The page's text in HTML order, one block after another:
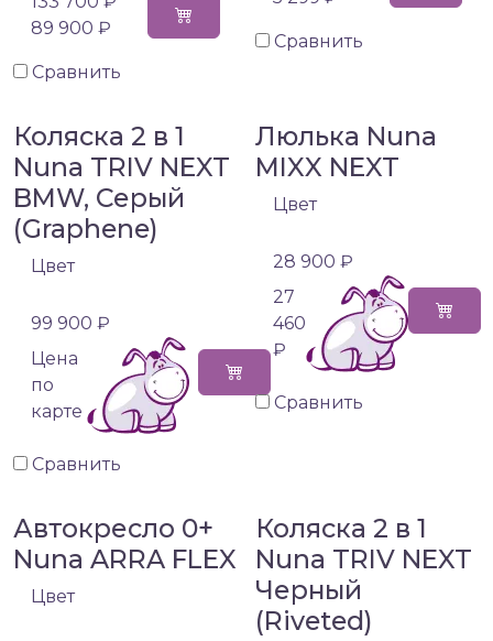
89 900 ₽
Сравнить
Сравнить
Коляска 2 в 1
Nuna TRIV NEXT
BMW, Серый
(Graphene)
Цвет
99 900 ₽
Цена
по
карте
Сравнить
Люлька Nuna
MIXX NEXT
Цвет
28 900 ₽
27
460
₽
Сравнить
Автокресло 0+
Nuna ARRA FLEX
Цвет
Коляска 2 в 1
Nuna TRIV NEXT
Черный
(Riveted)